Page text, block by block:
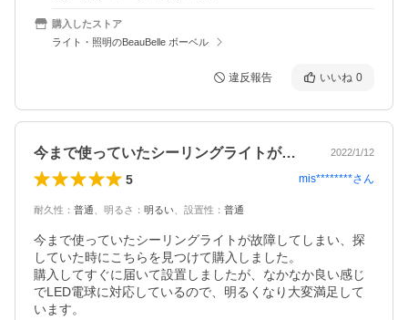
購入したストア
ライト・照明のBeauBelle ボーベル
違反報告 いいね 0
今まで使っていたシーリングライトが故障… 2022/1/12
5 mis********さん
耐久性 ： 普通 明るさ ： 明るい 設置性 ： 普通
今まで使っていたシーリングライトが故障してしまい、探
していた時にこちらを見つけて購入しました。
購入してすぐに届いて設置しましたが、なかなか良い感じ
でLED電球に対応しているので、明るくなり大変満足して
います。